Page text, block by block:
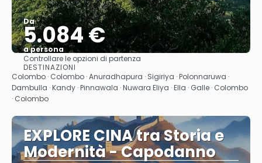
Da
5.084 €
a persona
Vedere
Controllare le opzioni di partenza
DESTINAZIONI
Colombo · Colombo · Anuradhapura · Sigiriya · Polonnaruwa ·
Dambulla · Kandy · Pinnawala · Nuwara Eliya · Ella · Galle · Colombo
· Colombo
EXPLORE CINA tra Storia e
Modernità - Capodanno